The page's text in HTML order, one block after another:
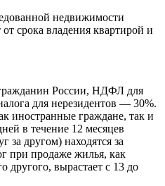
недвижимости
срока владения квартирой и
России, НДФЛ для
для нерезидентов — 30%.
иностранные граждане, так и
в течение 12 месяцев
за другом) находятся за
при продаже жилья, как
другого, вырастает с 13 до